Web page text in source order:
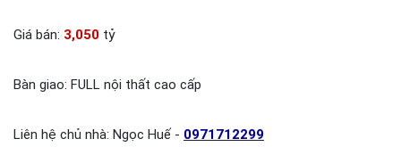
Giá bán: 3,050 tỷ
Bàn giao: FULL nội thất cao cấp
Liên hệ chủ nhà: Ngọc Huế - 0971712299